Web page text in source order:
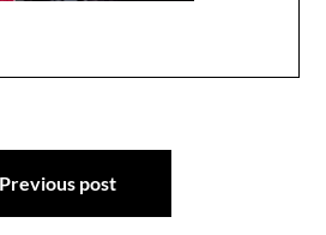
Previous post